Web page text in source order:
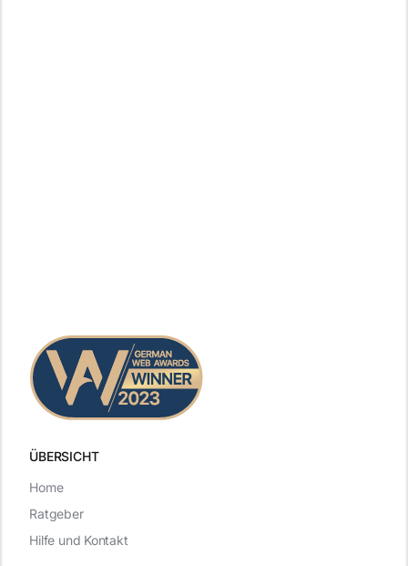
ÜBERSICHT
Home
Ratgeber
Hilfe und Kontakt